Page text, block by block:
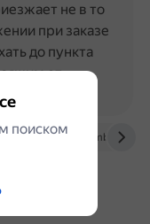
auto.rambler.ru
не в то
при заказе
до пункта
от
поиском